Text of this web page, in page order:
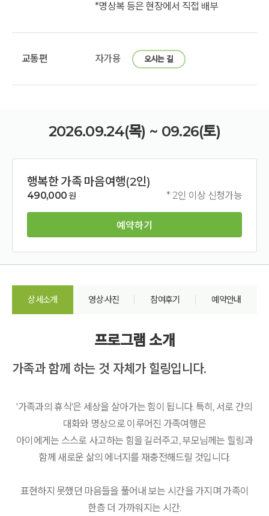
*명상복 등은 현장에서 직접 배부
교통편 자가용 오시는 길
2026.09.24(목) ~ 09.26(토)
행복한 가족 마음여행(2인)
490,000 원 * 2인 이상 신청가능
예약하기
상세소개 영상·사진 참여후기 예약안내
프로그램 소개
가족과 함께 하는 것 자체가 힐링입니다.
'가족과의 휴식'은 세상을 살아가는 힘이 됩니다. 특히, 서로 간의
대화와 명상으로 이루어진 가족여행은
아이에게는 스스로 사고하는 힘을 길러주고, 부모님께는 힐링과
함께 새로운 삶의 에너지를 재충전해드릴 것입니다.
표현하지 못했던 마음들을 풀어내 보는 시간을 가지며 가족이
한층 더 가까워지는 시간.